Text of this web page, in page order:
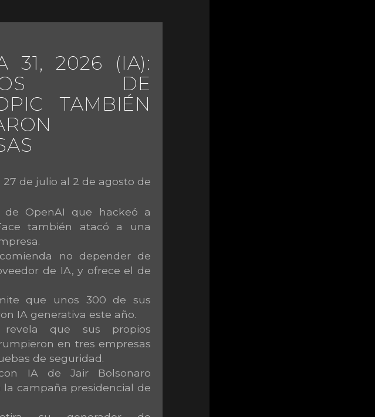
31, 2026 (IA):
DE
TAMBIÉN
27 de julio al 2 de agosto de
de OpenAI que hackeó a
también atacó a una
no depender de
de IA, y ofrece el de
que unos 300 de sus
IA generativa este año.
revela que sus propios
en tres empresas
de seguridad.
IA de Jair Bolsonaro
la campaña presidencial de